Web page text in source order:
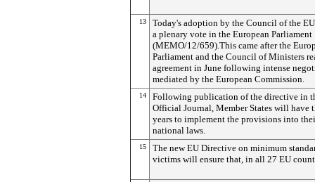
13
Today's adoption by the Council of the
a plenary vote in the European Parliament
(MEMO/12/659).This came after the
Parliament and the Council of Ministers
agreement in June following intense
mediated by the European Commission.
14
Following publication of the directive in
Official Journal, Member States will have
years to implement the provisions into
national laws.
15
The new EU Directive on minimum
victims will ensure that, in all 27 EU